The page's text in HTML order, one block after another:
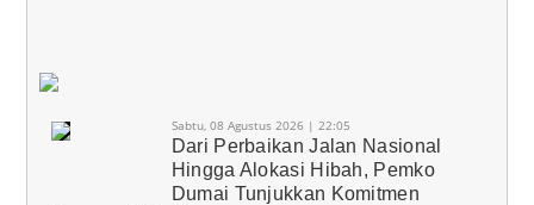
Sabtu, 08 Agustus 2026 | 22:05
Dari Perbaikan Jalan Nasional
Hingga Alokasi Hibah, Pemko
Dumai Tunjukkan Komitmen